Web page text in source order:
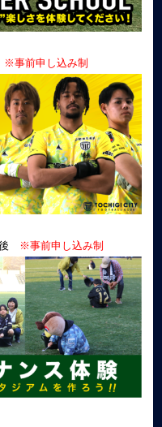
※事前申し込み制
※事前申し込み制